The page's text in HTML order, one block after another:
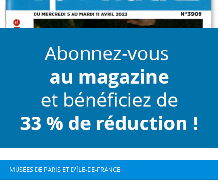
MUSÉES DE PARIS ET D'ÎLE-DE-FRANCE